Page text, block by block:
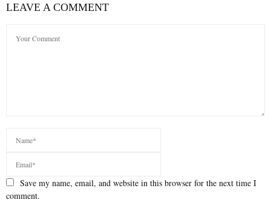
LEAVE A COMMENT
Save my name, email, and website in this browser for the next time I
comment.